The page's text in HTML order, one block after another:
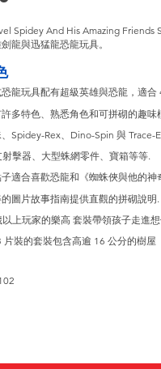
Spidey And His Amazing
龍與迅猛龍恐龍玩具。
龍玩具配有超級英雄與恐龍，適合
多特色、熟悉角色和可拼砌的趣味
Spidey-Rex、Dino-Spin 與 Trace-
射擊器、大型蛛網零件、寶箱等等.
適合喜歡恐龍和《蜘蛛俠與他的神
圖片故事指南提供直觀的拼砌說明.
以上玩家的樂高 套裝帶領孩子走進
片裝的套裝包含高逾 16 公分的樹屋